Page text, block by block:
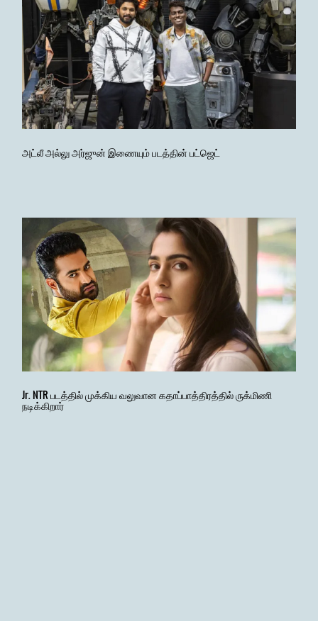
அட்லீ அல்லு அர்ஜுன் இணையும் படத்தின் பட்ஜெட்
Jr. NTR படத்தில் முக்கிய வலுவான கதாப்பாத்திரத்தில் ருக்மிணி
நடிக்கிறார்